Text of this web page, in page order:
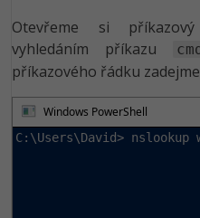
Otevřeme si
vyhledáním příkazu
příkazového řádku
Windows PowerShell
C:\Users\David> nslookup